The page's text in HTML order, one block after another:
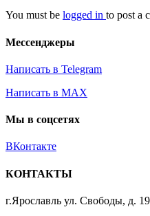
You must be logged in to post a
Мессенджеры
Написать в Telegram
Написать в MAX
Мы в соцсетях
ВКонтакте
КОНТАКТЫ
г.Ярославль ул. Свободы, д.